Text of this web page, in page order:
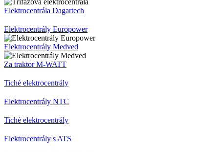
Elektrocentrála Dagartech
Elektrocentrály Europower
Elektrocentrály Medved
Za traktor M-WATT
Tiché elektrocentrály
Elektrocentrály NTC
Tiché elektrocentrály
Elektrocentrály s ATS